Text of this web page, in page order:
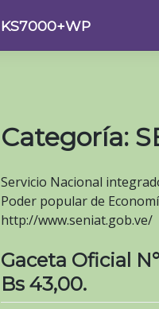
KS7000+WP
Categoría:
Servicio Nacional
Poder popular de
http://www.seniat.gob.ve/
Gaceta Oficial
Bs 43,00.